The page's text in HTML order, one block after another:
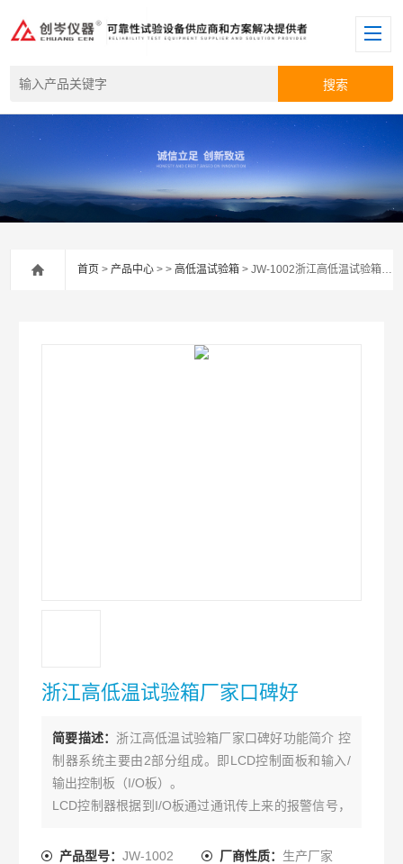
首页 >产品中心 > > 高低温试验箱 > JW-1002浙江高低温试验箱厂家口碑好
浙江高低温试验箱厂家口碑好
简要描述： 浙江高低温试验箱厂家口碑好功能简介 控
制器系统主要由2部分组成。即LCD控制面板和输入/
输出控制板（I/O板）。
LCD控制器根据到I/O板通过通讯传上来的报警信号，
文菜单和中文菜单;LCD控制器存储器内带锂电池，和
产品型号：JW-1002 厂商性质： 生产厂家